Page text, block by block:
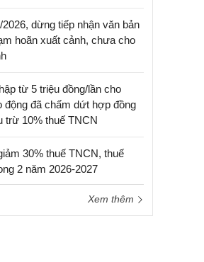
dừng tiếp nhận văn bản
hoãn xuất cảnh, chưa cho
từ 5 triệu đồng/lần cho
động đã chấm dứt hợp đồng
trừ 10% thuế TNCN
30% thuế TNCN, thuế
2 năm 2026-2027
Xem thêm